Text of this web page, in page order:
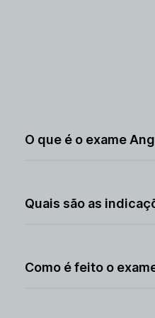
O que é o exame
estreitamentos nos
Quais são as
diabetes. Ele ajuda a
Como é feito o